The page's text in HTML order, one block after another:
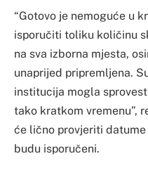
“Gotovo je nemoguće u
isporučiti toliku količinu
na sva izborna mjesta,
unaprijed pripremljena.
institucija mogla
tako kratkom vremenu”,
će lično provjeriti
budu isporučeni.